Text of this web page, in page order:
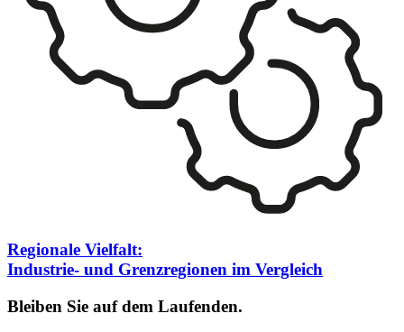
Regionale Vielfalt:
Industrie- und Grenzregionen im Vergleich
Bleiben Sie auf dem Laufenden.